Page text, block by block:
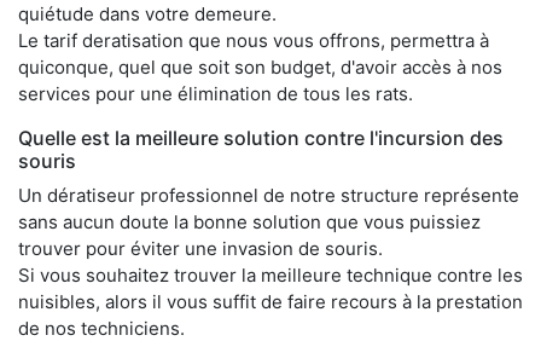
quiétude dans votre demeure.
Le tarif deratisation que nous vous offrons, permettra à
quiconque, quel que soit son budget, d'avoir accès à nos
services pour une élimination de tous les rats.
Quelle est la meilleure solution contre l'incursion des
souris
Un dératiseur professionnel de notre structure représente
sans aucun doute la bonne solution que vous puissiez
trouver pour éviter une invasion de souris.
Si vous souhaitez trouver la meilleure technique contre les
nuisibles, alors il vous suffit de faire recours à la prestation
de nos techniciens.